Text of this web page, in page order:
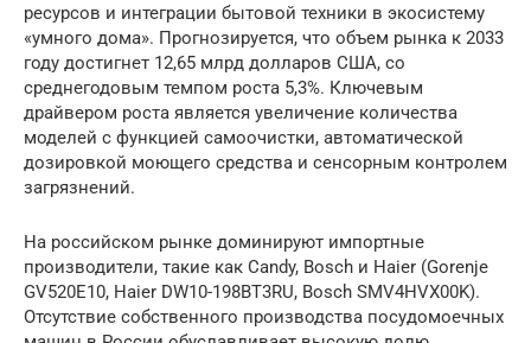
ресурсов и интеграции бытовой техники в экосистему
«умного дома». Прогнозируется, что объем рынка к 2033
году достигнет 12,65 млрд долларов США, со
среднегодовым темпом роста 5,3%. Ключевым
драйвером роста является увеличение количества
моделей с функцией самоочистки, автоматической
дозировкой моющего средства и сенсорным контролем
загрязнений.
На российском рынке доминируют импортные
производители, такие как Candy, Bosch и Haier (Gorenje
GV520E10, Haier DW10-198BT3RU, Bosch SMV4HVX00K).
Отсутствие собственного производства посудомоечных